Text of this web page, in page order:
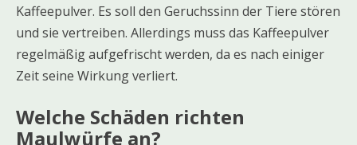
Kaffeepulver. Es soll den Geruchssinn der Tiere stören
und sie vertreiben. Allerdings muss das Kaffeepulver
regelmäßig aufgefrischt werden, da es nach einiger
Zeit seine Wirkung verliert.
Welche Schäden richten
Maulwürfe an?